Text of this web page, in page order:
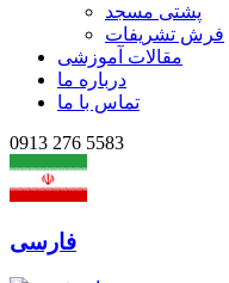
پشتی مسجد
فرش تشریفات
مقالات آموزشی
درباره ما
تماس با ما
0913 276 5583
فارسی